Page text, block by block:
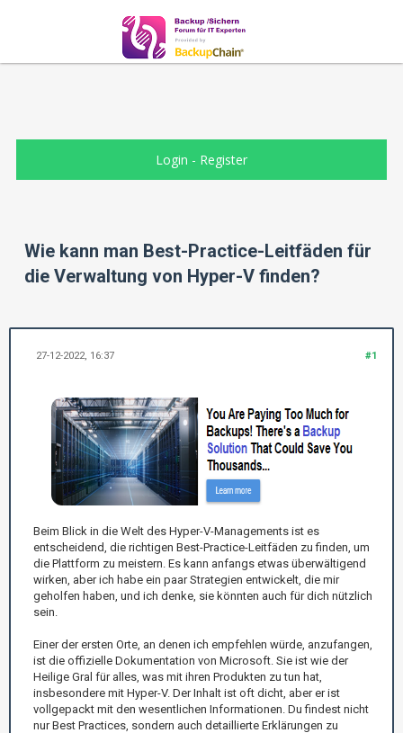
Login - Register
Wie kann man Best-Practice-Leitfäden für
die Verwaltung von Hyper-V finden?
#1
27-12-2022, 16:37
Beim Blick in die Welt des Hyper-V-Managements ist es
entscheidend, die richtigen Best-Practice-Leitfäden zu finden, um
die Plattform zu meistern. Es kann anfangs etwas überwältigend
wirken, aber ich habe ein paar Strategien entwickelt, die mir
geholfen haben, und ich denke, sie könnten auch für dich nützlich
sein.
Einer der ersten Orte, an denen ich empfehlen würde, anzufangen,
ist die offizielle Dokumentation von Microsoft. Sie ist wie der
Heilige Gral für alles, was mit ihren Produkten zu tun hat,
insbesondere mit Hyper-V. Der Inhalt ist oft dicht, aber er ist
vollgepackt mit den wesentlichen Informationen. Du findest nicht
nur Best Practices, sondern auch detaillierte Erklärungen zu